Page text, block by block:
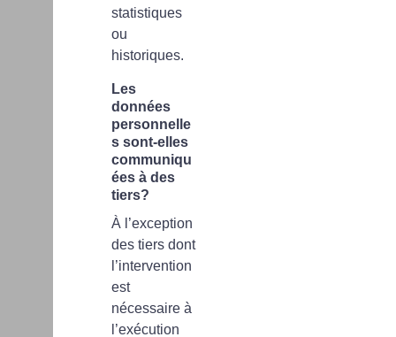
statistiques
ou
historiques.
Les
données
personnelle
s sont-elles
communiqu
ées à des
tiers?
À l’exception
des tiers dont
l’intervention
est
nécessaire à
l’exécution